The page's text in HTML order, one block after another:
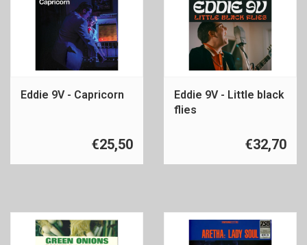
Eddie 9V - Capricorn
€25,50
Eddie 9V - Little black
flies
€32,70